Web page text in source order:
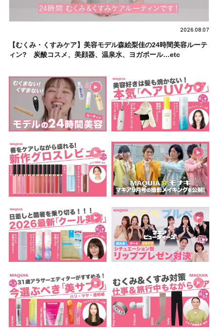
2026.08.07
【むくみ・くすみケア】美容モデル森絵梨佳の24時間美容ルーテ
ィン? 炭酸コスメ、美顔器、温泉水、ヨガポール…etc